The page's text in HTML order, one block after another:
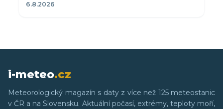
6.8.2026
i-meteo.cz
Meteorologický magazín s daty z více než 125 meteostanic
v ČR a na Slovensku. Aktuální počasí, extrémy, teploty moří,